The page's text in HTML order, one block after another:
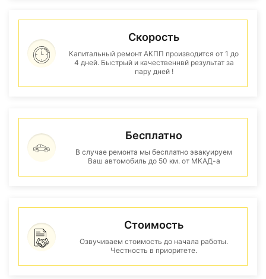
Скорость
Капитальный ремонт АКПП производится от 1 до
4 дней. Быстрый и качественнвй результат за
пару дней !
Бесплатно
В случае ремонта мы бесплатно эвакуируем
Ваш автомобиль до 50 км. от МКАД-а
Стоимость
Озвучиваем стоимость до начала работы.
Честность в приоритете.